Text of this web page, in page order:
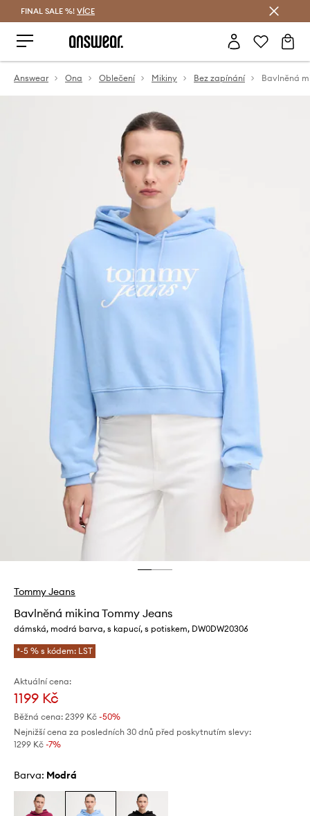
FINAL SALE %! VÍCE
Answear Ona Oblečení Mikiny Bez zapínání Bavlněná
Tommy Jeans
Bavlněná mikina Tommy Jeans
dámská, modrá barva, s kapucí, s potiskem, DW0DW20306
*-5 % s kódem: LST
Aktuální cena:
1199 Kč
Běžná cena: 2399 Kč -50%
Nejnižší cena za posledních 30 dnů před poskytnutím slevy:
1299 Kč -7%
Barva: modrá